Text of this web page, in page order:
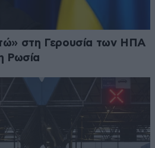
στη Γερουσία των ΗΠΑ
Ρωσία